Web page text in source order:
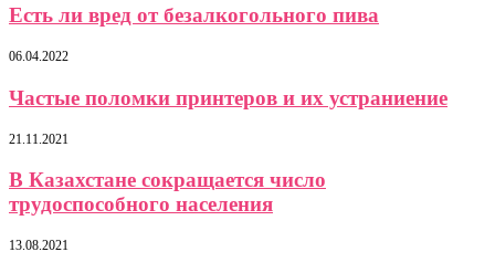
Есть ли вред от безалкогольного пива
06.04.2022
Частые поломки принтеров и их устраниение
21.11.2021
В Казахстане сокращается число
трудоспособного населения
13.08.2021